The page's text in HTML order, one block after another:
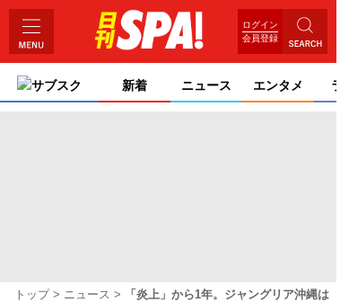
ログイン
会員登録
サブスク 新着 ニュース エンタメ
トップ ニュース
「炎上」から1年。ジャングリア沖縄は